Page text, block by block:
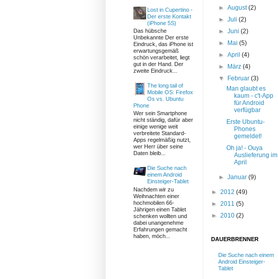
Lost in Cupertino -
Der erste Kontakt
(iPhone 5S)
Das hübsche
Unbekannte Der erste
Eindruck, das iPhone ist
erwartungsgemäß
schön verarbeitet, liegt
gut in der Hand. Der
zweite Eindruck...
The long tail of
Mobile OS: Firefox
Os vs. Ubuntu
Phone
Wer sein Smartphone
nicht ständig, dafür aber
einige wenige weit
verbreitete Standard-
Apps regelmäßig nutzt,
wer Herr über seine
Daten bleib...
Die Suche nach
einem Android
Einsteiger-Tablet
Nachdem wir zu
Weihnachten einer
hochmobilen 66-
Jährigen einen Tablet
schenken wollten und
dabei unangenehme
Erfahrungen gemacht
haben, möch...
►August(2)
►Juli(2)
►Juni(2)
► Mai(5)
►April(4)
► März(4)
▼ Februar(3)
Man glaubt es
kaum - c't-App
für Android
verfügbar
Erste Ubuntu-
Phones
gemeldet!
Oh ja! - Ouya
Auslieferung im
April
►Januar(9)
► 2012 (49)
► 2011 (5)
► 2010 (2)
DAUERBRENNER
Die Suche nach einem
Android Einsteiger-
Tablet